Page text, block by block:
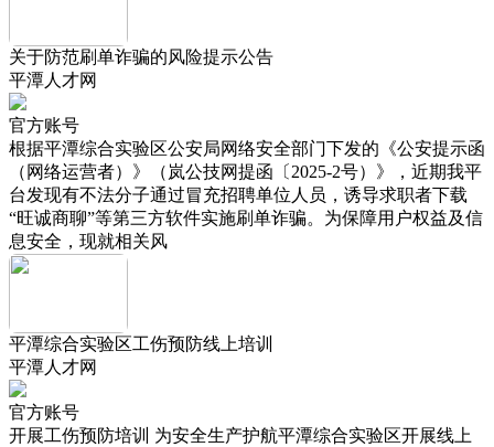
关于防范刷单诈骗的风险提示公告‌
平潭人才网
官方账号
根据平潭综合实验区公安局网络安全部门下发的《公安提示函
（网络运营者）》（岚公技网提函〔2025-2号）》，近期我平
台发现有不法分子通过冒充招聘单位人员，诱导求职者下载
“旺诚商聊”等第三方软件实施刷单诈骗。为保障用户权益及信
息安全，现就相关风
平潭综合实验区工伤预防线上培训
平潭人才网
官方账号
开展工伤预防培训 为安全生产护航平潭综合实验区开展线上